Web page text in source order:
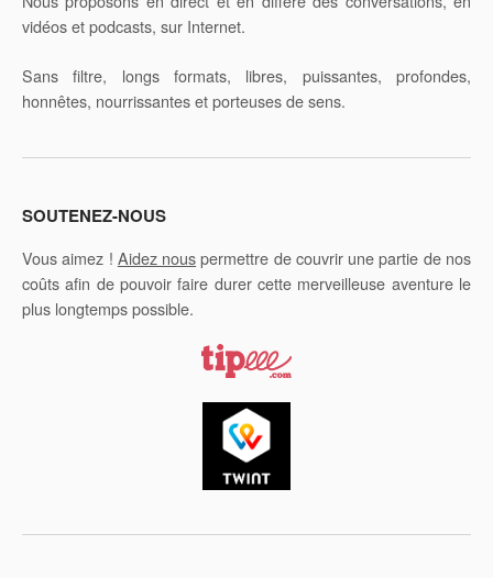
vidéos et podcasts, sur Internet.
Sans filtre, longs formats, libres, puissantes, profondes,
honnêtes, nourrissantes et porteuses de sens.
SOUTENEZ-NOUS
Vous aimez ! Aidez nouspermettre de couvrir une partie de nos
coûts afin de pouvoir faire durer cette merveilleuse aventure le
plus longtemps possible.